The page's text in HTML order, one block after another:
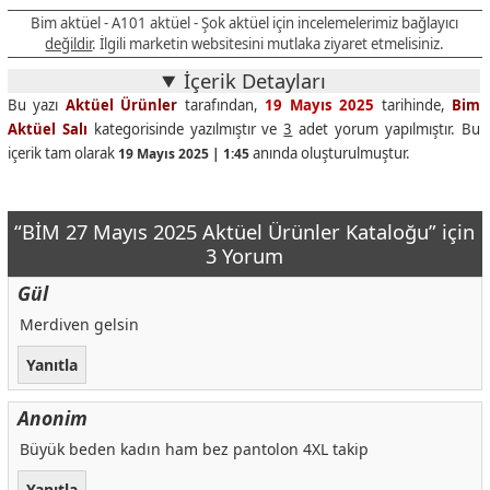
Luppo Bitter Çikolata Kaplamalı Portakallı Sandviç Kek 182 G
47,50 TL
Ruffles Flamin’ Hot Patates Cipsi 125 G
37,50 TL
Bebeto Karışık Meyve Aromalı Yumuşak Şeker 400 G67,50 TL
Biscolata Starz Sütlü Çikolata Kaplamalı Bisküvi 81 G19,00 TL
Wafino Fındık Kremalı Kornet 8X10 G
49,00 TL
Dost %20 Yağlı Bitkisel Krema 200 Ml
15,00 TL
Patito 200 G Patates Cipsi Çeşitleri
Ülker Cocostar Sütlü Çikolata Kaplı Hindistan Cevizli Bisküvi
Peros Toz Deterjan 12 Kg
Solo Bambu Tuvalet Kağıdı
Molfix Ultra Fırsat Paketi
329,00 TL
Dev Havlu Familia 1=3 Rulo • 3 Katlı
Bim aktüel - A101 aktüel - Şok aktüel için incelemelerimiz bağlayıcı
değildir. İlgili marketin websitesini mutlaka ziyaret etmelisiniz.
İçerik Detayları
Bu yazı Aktüel Ürünler tarafından, 19 Mayıs 2025 tarihinde, Bim
Aktüel Salı kategorisinde yazılmıştır ve3 adet yorum yapılmıştır. Bu
içerik tam olarak 19 Mayıs 2025 | 1:45anında oluşturulmuştur.
“BİM 27 Mayıs 2025 Aktüel Ürünler Kataloğu” için
3 Yorum
Gül
Merdiven gelsin
Yanıtla
Anonim
Büyük beden kadın ham bez pantolon 4XL takip